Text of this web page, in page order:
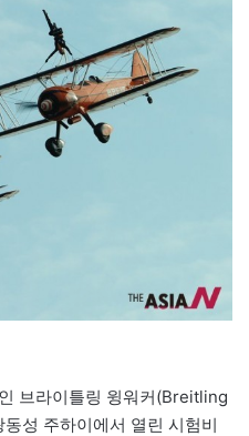
브라이틀링 윙워커(Breitling
성 주하이에서 열린 시험비